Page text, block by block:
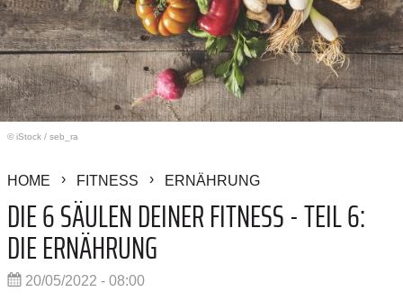
© iStock / seb_ra
HOME FITNESS ERNÄHRUNG
DIE 6 SÄULEN DEINER FITNESS - TEIL 6:
DIE ERNÄHRUNG
20/05/2022 - 08:00